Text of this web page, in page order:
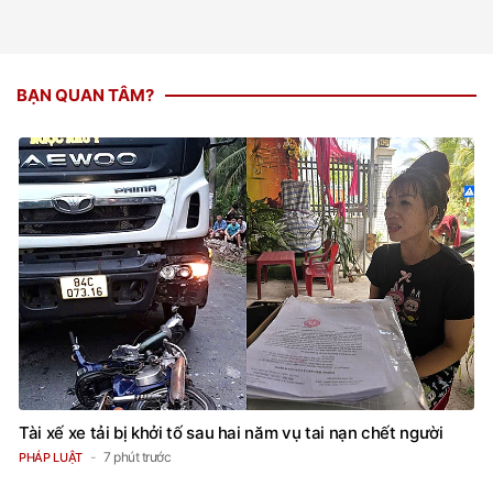
BẠN QUAN TÂM?
Tài xế xe tải bị khởi tố sau hai năm vụ tai nạn chết người
PHÁP LUẬT 7 phút trước